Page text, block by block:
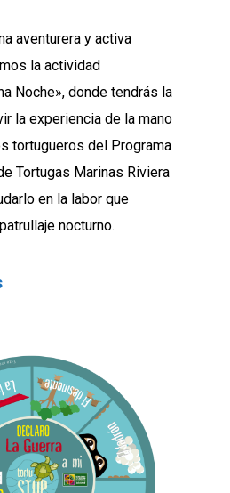
aventurera y activa
la actividad
Noche», donde tendrás la
la experiencia de la mano
tortugueros del Programa
Tortugas Marinas Riviera
en la labor que
nocturno.